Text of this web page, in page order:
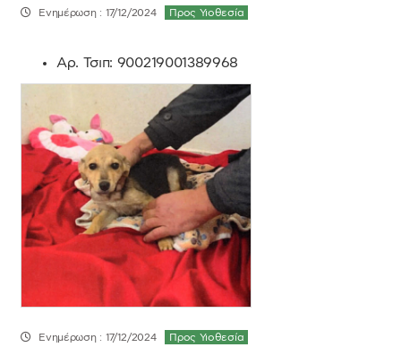
Προς Υιοθεσία
Ενημέρωση : 17/12/2024
Αρ. Τσιπ: 900219001389968
Προς Υιοθεσία
Ενημέρωση : 17/12/2024